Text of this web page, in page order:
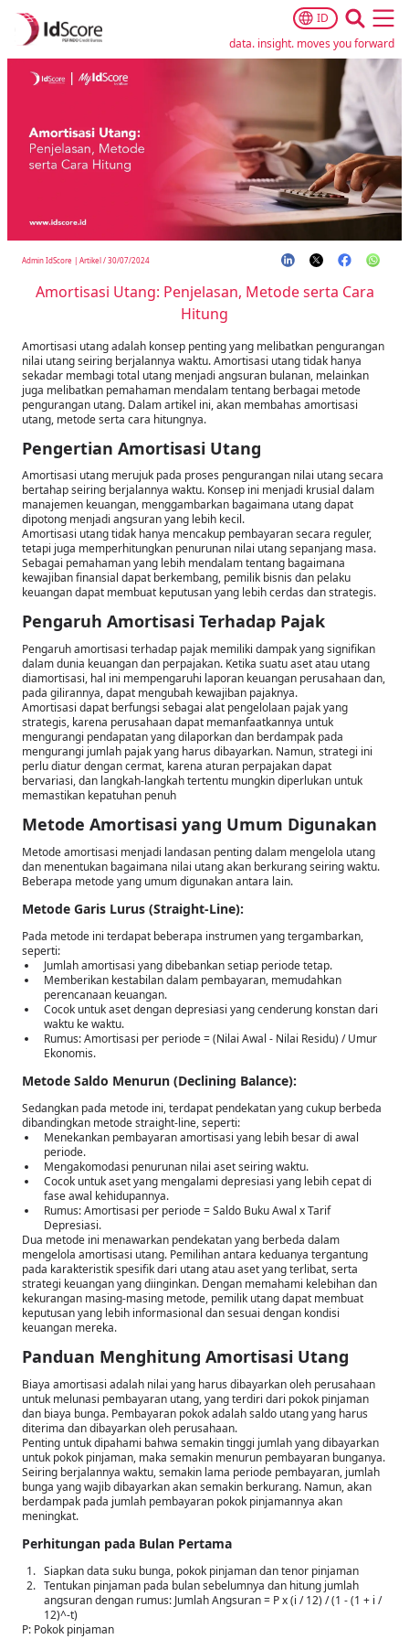
ID
data. insight. moves you forward
Admin IdScore | Artikel/30/07/2024
Amortisasi Utang: Penjelasan, Metode serta Cara
Hitung
Amortisasi utang adalah konsep penting yang melibatkan pengurangan
nilai utang seiring berjalannya waktu. Amortisasi utang tidak hanya
sekadar membagi total utang menjadi angsuran bulanan, melainkan
juga melibatkan pemahaman mendalam tentang berbagai metode
pengurangan utang. Dalam artikel ini, akan membahas amortisasi
utang, metode serta cara hitungnya.
Pengertian Amortisasi Utang
Amortisasi utang merujuk pada proses pengurangan nilai utang secara
bertahap seiring berjalannya waktu. Konsep ini menjadi krusial dalam
manajemen keuangan, menggambarkan bagaimana utang dapat
dipotong menjadi angsuran yang lebih kecil.
Amortisasi utang tidak hanya mencakup pembayaran secara reguler,
tetapi juga memperhitungkan penurunan nilai utang sepanjang masa.
Sebagai pemahaman yang lebih mendalam tentang bagaimana
kewajiban finansial dapat berkembang, pemilik bisnis dan pelaku
keuangan dapat membuat keputusan yang lebih cerdas dan strategis.
Pengaruh Amortisasi Terhadap Pajak
Pengaruh amortisasi terhadap pajak memiliki dampak yang signifikan
dalam dunia keuangan dan perpajakan. Ketika suatu aset atau utang
diamortisasi, hal ini mempengaruhi laporan keuangan perusahaan dan,
pada gilirannya, dapat mengubah kewajiban pajaknya.
Amortisasi dapat berfungsi sebagai alat pengelolaan pajak yang
strategis, karena perusahaan dapat memanfaatkannya untuk
mengurangi pendapatan yang dilaporkan dan berdampak pada
mengurangi jumlah pajak yang harus dibayarkan. Namun, strategi ini
perlu diatur dengan cermat, karena aturan perpajakan dapat
bervariasi, dan langkah-langkah tertentu mungkin diperlukan untuk
memastikan kepatuhan penuh
Metode Amortisasi yang Umum Digunakan
Metode amortisasi menjadi landasan penting dalam mengelola utang
dan menentukan bagaimana nilai utang akan berkurang seiring waktu.
Beberapa metode yang umum digunakan antara lain.
Metode Garis Lurus (Straight-Line):
Pada metode ini terdapat beberapa instrumen yang tergambarkan,
seperti:
Jumlah amortisasi yang dibebankan setiap periode tetap.
Memberikan kestabilan dalam pembayaran, memudahkan
perencanaan keuangan.
Cocok untuk aset dengan depresiasi yang cenderung konstan dari
waktu ke waktu.
Rumus: Amortisasi per periode = (Nilai Awal - Nilai Residu) / Umur
Ekonomis.
Metode Saldo Menurun (Declining Balance):
Sedangkan pada metode ini, terdapat pendekatan yang cukup berbeda
dibandingkan metode straight-line, seperti:
Menekankan pembayaran amortisasi yang lebih besar di awal
periode.
Mengakomodasi penurunan nilai aset seiring waktu.
Cocok untuk aset yang mengalami depresiasi yang lebih cepat di
fase awal kehidupannya.
Rumus: Amortisasi per periode = Saldo Buku Awal x Tarif
Depresiasi.
Dua metode ini menawarkan pendekatan yang berbeda dalam
mengelola amortisasi utang. Pemilihan antara keduanya tergantung
pada karakteristik spesifik dari utang atau aset yang terlibat, serta
strategi keuangan yang diinginkan. Dengan memahami kelebihan dan
kekurangan masing-masing metode, pemilik utang dapat membuat
keputusan yang lebih informasional dan sesuai dengan kondisi
keuangan mereka.
Panduan Menghitung Amortisasi Utang
Biaya amortisasi adalah nilai yang harus dibayarkan oleh perusahaan
untuk melunasi pembayaran utang, yang terdiri dari pokok pinjaman
dan biaya bunga. Pembayaran pokok adalah saldo utang yang harus
diterima dan dibayarkan oleh perusahaan.
Penting untuk dipahami bahwa semakin tinggi jumlah yang dibayarkan
untuk pokok pinjaman, maka semakin menurun pembayaran bunganya.
Seiring berjalannya waktu, semakin lama periode pembayaran, jumlah
bunga yang wajib dibayarkan akan semakin berkurang. Namun, akan
berdampak pada jumlah pembayaran pokok pinjamannya akan
meningkat.
Perhitungan pada Bulan Pertama
Siapkan data suku bunga, pokok pinjaman dan tenor pinjaman
Tentukan pinjaman pada bulan sebelumnya dan hitung jumlah
angsuran dengan rumus: Jumlah Angsuran = P x (i / 12) / (1 - (1 + i /
12)^-t)
P: Pokok pinjaman